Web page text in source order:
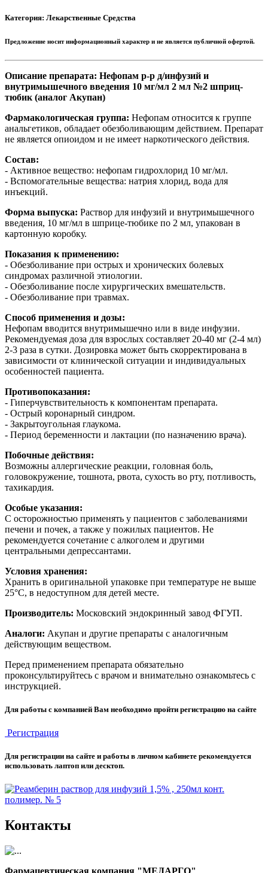
Категория: Лекарственные Средства
Предложение носит информационный характер и не является публичной офертой.
Описание препарата: Нефопам р-р д/инфузий и
внутримышечного введения 10 мг/мл 2 мл №2 шприц-
тюбик (аналог Акупан)
Фармакологическая группа: Нефопам относится к группе
анальгетиков, обладает обезболивающим действием. Препарат
не является опиоидом и не имеет наркотического действия.
Состав:
- Активное вещество: нефопам гидрохлорид 10 мг/мл.
- Вспомогательные вещества: натрия хлорид, вода для
инъекций.
Форма выпуска: Раствор для инфузий и внутримышечного
введения, 10 мг/мл в шприце-тюбике по 2 мл, упакован в
картонную коробку.
Показания к применению:
- Обезболивание при острых и хронических болевых
синдромах различной этиологии.
- Обезболивание после хирургических вмешательств.
- Обезболивание при травмах.
Способ применения и дозы:
Нефопам вводится внутримышечно или в виде инфузии.
Рекомендуемая доза для взрослых составляет 20-40 мг (2-4 мл)
2-3 раза в сутки. Дозировка может быть скорректирована в
зависимости от клинической ситуации и индивидуальных
особенностей пациента.
Противопоказания:
- Гиперчувствительность к компонентам препарата.
- Острый коронарный синдром.
- Закрытоугольная глаукома.
- Период беременности и лактации (по назначению врача).
Побочные действия:
Возможны аллергические реакции, головная боль,
головокружение, тошнота, рвота, сухость во рту, потливость,
тахикардия.
Особые указания:
С осторожностью применять у пациентов с заболеваниями
печени и почек, а также у пожилых пациентов. Не
рекомендуется сочетание с алкоголем и другими
центральными депрессантами.
Условия хранения:
Хранить в оригинальной упаковке при температуре не выше
25°C, в недоступном для детей месте.
Производитель: Московский эндокринный завод ФГУП.
Аналоги: Акупан и другие препараты с аналогичным
действующим веществом.
Перед применением препарата обязательно
проконсультируйтесь с врачом и внимательно ознакомьтесь с
инструкцией.
Для работы с компанией Вам необходимо пройти регистрацию на сайте
Регистрация
Для регистрации на сайте и работы в личном кабинете рекомендуется
использовать лаптоп или десктоп.
Контакты
Фармацевтическая компания "МЕДАРГО"